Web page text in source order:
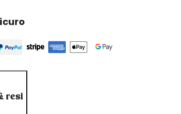
resi